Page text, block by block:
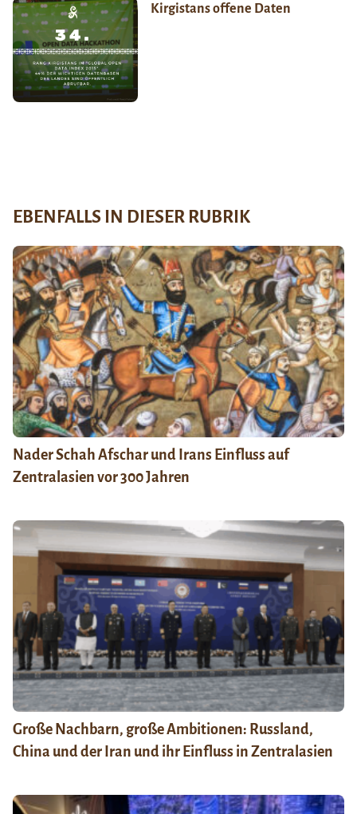
Kirgistans offene Daten
EBENFALLS IN DIESER RUBRIK
Nader Schah Afschar und Irans Einfluss auf
Zentralasien vor 300 Jahren
Große Nachbarn, große Ambitionen: Russland,
China und der Iran und ihr Einfluss in Zentralasien